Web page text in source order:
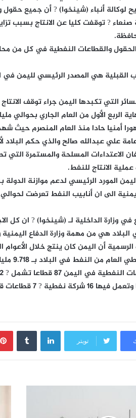
? توقفت كليا عن الانتاج بسبب
والقطاعات النفطية في كل من
القبلية هي المصدر الرئيسي لليمن
الأول من العام الجاري بحوالي مليار و700 مليون دولار
أمنيا حادا منذ العام المنصرم حيث
علي عبدالله صالح والذي حكم البلاد لأكثر
الاعتداءات المسلحة والمستمرة التي
الانتاج للنفط.
المورد الرئيسي لدعم موازنة الدولة بنسبة
وزارة الداخلية لـ (شينخوا) ? ان كل
هي من مهمة وزارة الدفاع
من النفط في البلاد بـ 9.718 مليار برميل.
تويتر
لينكدإن